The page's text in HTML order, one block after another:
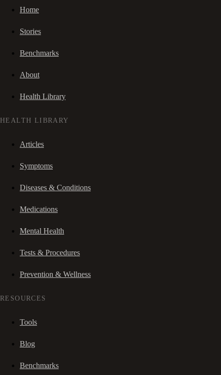
Home
Stories
Benchmarks
About
Health Library
HEALTH LIBRARY
Articles
Symptoms
Diseases & Conditions
Medications
Mental Health
Tests & Procedures
Prevention & Wellness
RESOURCES
Tools
Blog
Benchmarks